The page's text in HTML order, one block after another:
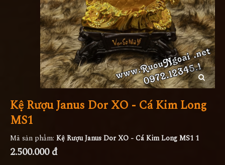
Kệ Rượu Janus Dor XO - Cá Kim Long
MS1
Mã sản phẩm: Kệ Rượu Janus Dor XO - Cá Kim Long MS1 1
2.500.000 đ